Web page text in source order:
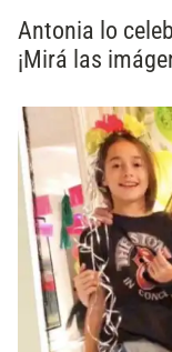
Antonia lo
¡Mirá las